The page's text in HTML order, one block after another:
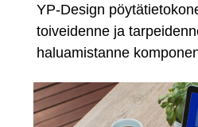
YP-Design
toiveidenne ja
haluamistanne